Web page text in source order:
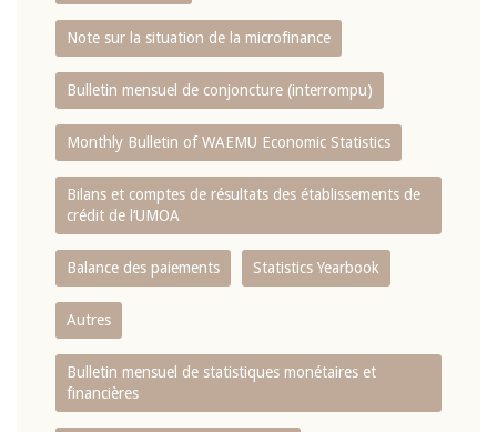
Note sur la situation de la microfinance
Bulletin mensuel de conjoncture (interrompu)
Monthly Bulletin of WAEMU Economic Statistics
Bilans et comptes de résultats des établissements de
crédit de l‘UMOA
Balance des paiements Statistics Yearbook
Autres
Bulletin mensuel de statistiques monétaires et
financières